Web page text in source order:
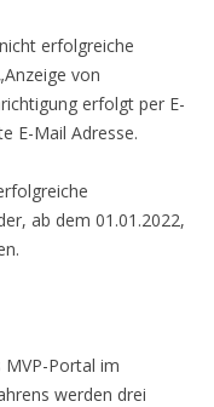
erfolgreiche
von
erfolgt per E-
E-Mail Adresse.
ab dem 01.01.2022,
MVP-Portal im
werden drei